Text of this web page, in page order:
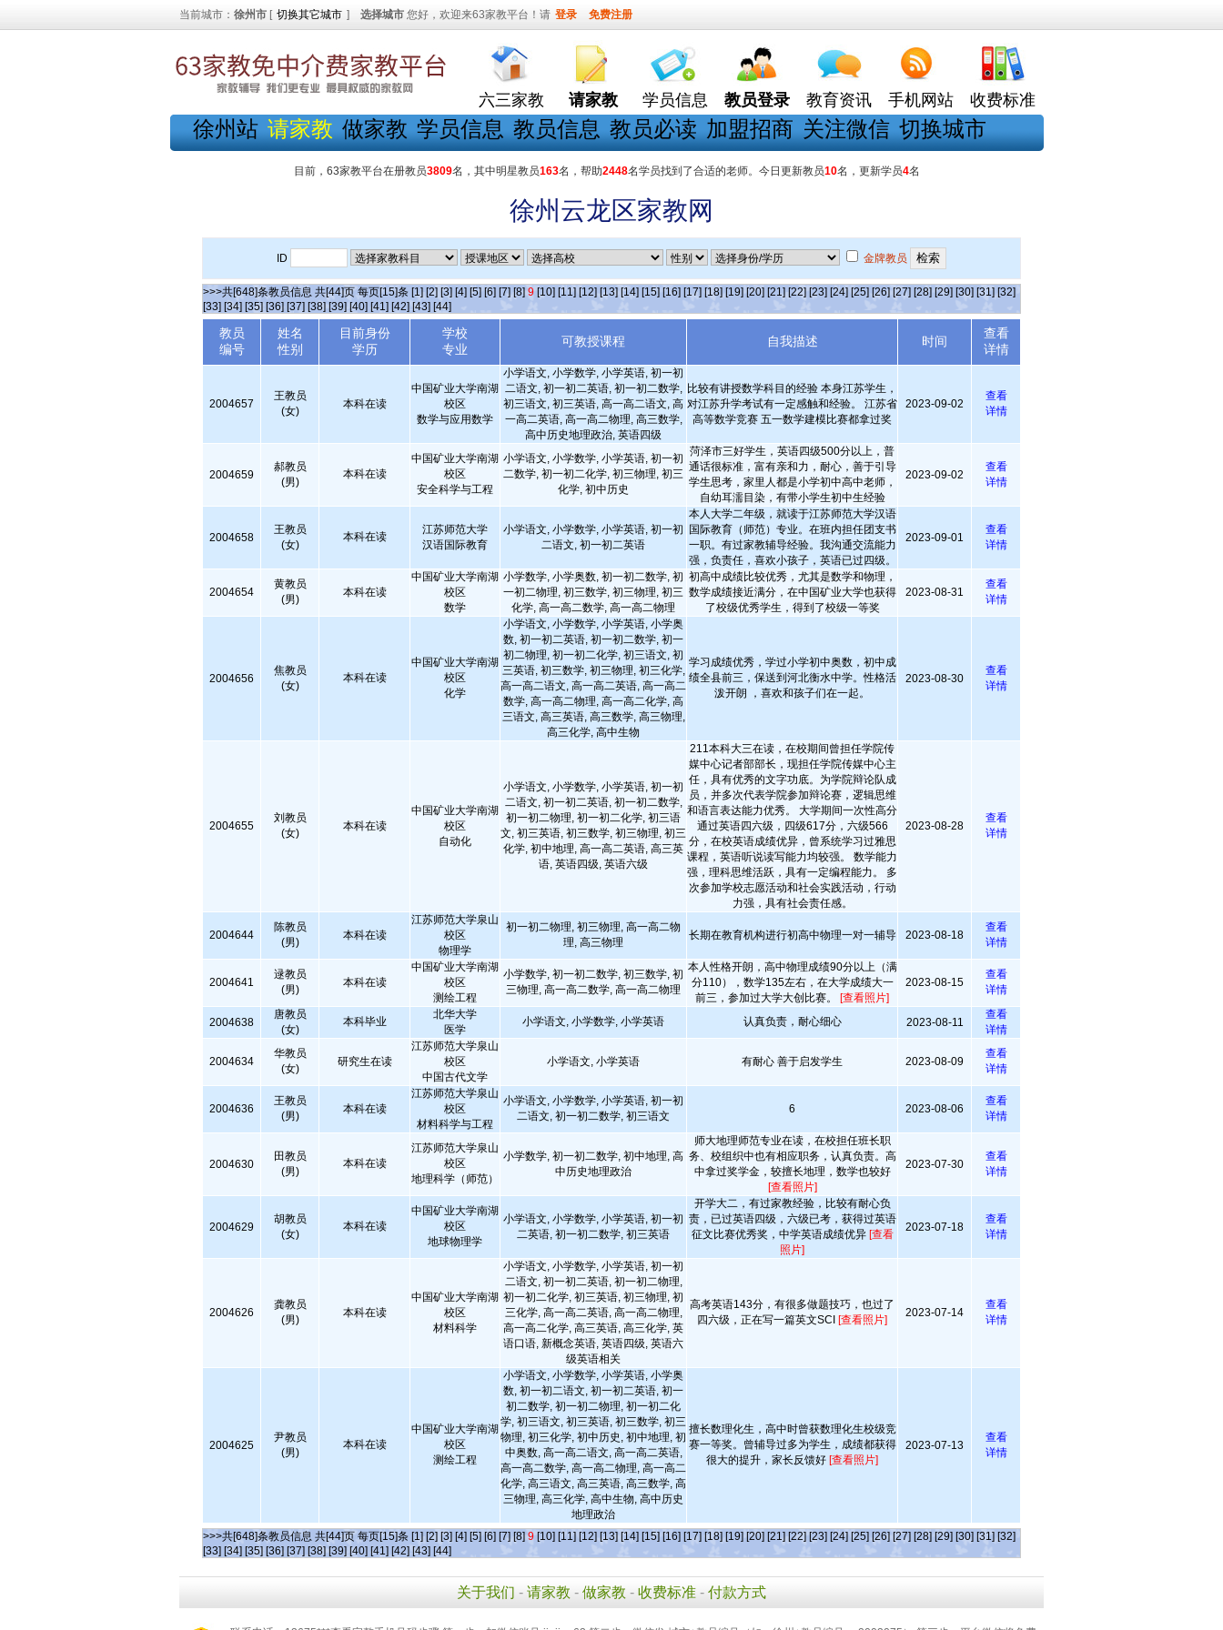
当前城市： 徐州市 [ 切换其它城市 ] 选择城市 您好，欢迎来63家教平台！请 登录 免费注册
六三家教 请家教 学员信息 教员登录 教育资讯 手机网站 收费标准
徐州站 请家教 做家教 学员信息 教员信息 教员必读 加盟招商 关注微信 切换城市
目前，63家教平台在册教员3809名，其中明星教员163名，帮助2448名学员找到了合适的老师。今日更新教员10名，更新学员4名
徐州云龙区家教网
ID 金牌教员
>>>共[648]条教员信息 共[44]页 每页[15]条 [1] [2] [3] [4] [5] [6] [7] [8] 9 [10] [11] [12] [13] [14] [15] [16] [17] [18] [19] [20] [21] [22] [23] [24] [25] [26] [27] [28] [29] [30] [31] [32]
[33] [34] [35] [36] [37] [38] [39] [40] [41] [42] [43] [44]
教员
编号
姓名
性别
目前身份
学历
学校
专业
可教授课程 自我描述 时间
查看
详情
2004657
王教员
(女)
本科在读
中国矿业大学南湖
校区
数学与应用数学
小学语文, 小学数学, 小学英语, 初一初
二语文, 初一初二英语, 初一初二数学,
初三语文, 初三英语, 高一高二语文, 高
一高二英语, 高一高二物理, 高三数学,
高中历史地理政治, 英语四级
比较有讲授数学科目的经验 本身江苏学生，
对江苏升学考试有一定感触和经验。 江苏省
高等数学竞赛 五一数学建模比赛都拿过奖
2023-09-02
查看
详情
2004659
郝教员
(男)
本科在读
中国矿业大学南湖
校区
安全科学与工程
小学语文, 小学数学, 小学英语, 初一初
二数学, 初一初二化学, 初三物理, 初三
化学, 初中历史
菏泽市三好学生，英语四级500分以上，普
通话很标准，富有亲和力，耐心，善于引导
学生思考，家里人都是小学初中高中老师，
自幼耳濡目染，有带小学生初中生经验
2023-09-02
查看
详情
2004658
王教员
(女)
本科在读
江苏师范大学
汉语国际教育
小学语文, 小学数学, 小学英语, 初一初
二语文, 初一初二英语
本人大学二年级，就读于江苏师范大学汉语
国际教育（师范）专业。在班内担任团支书
一职。有过家教辅导经验。我沟通交流能力
强，负责任，喜欢小孩子，英语已过四级。
2023-09-01
查看
详情
2004654
黄教员
(男)
本科在读
中国矿业大学南湖
校区
数学
小学数学, 小学奥数, 初一初二数学, 初
一初二物理, 初三数学, 初三物理, 初三
化学, 高一高二数学, 高一高二物理
初高中成绩比较优秀，尤其是数学和物理，
数学成绩接近满分，在中国矿业大学也获得
了校级优秀学生，得到了校级一等奖
2023-08-31
查看
详情
2004656
焦教员
(女)
本科在读
中国矿业大学南湖
校区
化学
小学语文, 小学数学, 小学英语, 小学奥
数, 初一初二英语, 初一初二数学, 初一
初二物理, 初一初二化学, 初三语文, 初
三英语, 初三数学, 初三物理, 初三化学,
高一高二语文, 高一高二英语, 高一高二
数学, 高一高二物理, 高一高二化学, 高
三语文, 高三英语, 高三数学, 高三物理,
高三化学, 高中生物
学习成绩优秀，学过小学初中奥数，初中成
绩全县前三，保送到河北衡水中学。性格活
泼开朗 ，喜欢和孩子们在一起。
2023-08-30
查看
详情
2004655
刘教员
(女)
本科在读
中国矿业大学南湖
校区
自动化
小学语文, 小学数学, 小学英语, 初一初
二语文, 初一初二英语, 初一初二数学,
初一初二物理, 初一初二化学, 初三语
文, 初三英语, 初三数学, 初三物理, 初三
化学, 初中地理, 高一高二英语, 高三英
语, 英语四级, 英语六级
211本科大三在读，在校期间曾担任学院传
媒中心记者部部长，现担任学院传媒中心主
任，具有优秀的文字功底。为学院辩论队成
员，并多次代表学院参加辩论赛，逻辑思维
和语言表达能力优秀。 大学期间一次性高分
通过英语四六级，四级617分，六级566
分，在校英语成绩优异，曾系统学习过雅思
课程，英语听说读写能力均较强。 数学能力
强，理科思维活跃，具有一定编程能力。 多
次参加学校志愿活动和社会实践活动，行动
力强，具有社会责任感。
2023-08-28
查看
详情
2004644
陈教员
(男)
本科在读
江苏师范大学泉山
校区
物理学
初一初二物理, 初三物理, 高一高二物
理, 高三物理
长期在教育机构进行初高中物理一对一辅导 2023-08-18
查看
详情
2004641
逯教员
(男)
本科在读
中国矿业大学南湖
校区
测绘工程
小学数学, 初一初二数学, 初三数学, 初
三物理, 高一高二数学, 高一高二物理
本人性格开朗，高中物理成绩90分以上（满
分110），数学135左右，在大学成绩大一
前三，参加过大学大创比赛。 [查看照片]
2023-08-15
查看
详情
2004638
唐教员
(女)
本科毕业
北华大学
医学
小学语文, 小学数学, 小学英语 认真负责，耐心细心 2023-08-11
查看
详情
2004634
华教员
(女)
研究生在读
江苏师范大学泉山
校区
中国古代文学
小学语文, 小学英语 有耐心 善于启发学生 2023-08-09
查看
详情
2004636
王教员
(男)
本科在读
江苏师范大学泉山
校区
材料科学与工程
小学语文, 小学数学, 小学英语, 初一初
二语文, 初一初二数学, 初三语文
6 2023-08-06
查看
详情
2004630
田教员
(男)
本科在读
江苏师范大学泉山
校区
地理科学（师范）
小学数学, 初一初二数学, 初中地理, 高
中历史地理政治
师大地理师范专业在读，在校担任班长职
务、校组织中也有相应职务，认真负责。高
中拿过奖学金，较擅长地理，数学也较好
[查看照片]
2023-07-30
查看
详情
2004629
胡教员
(女)
本科在读
中国矿业大学南湖
校区
地球物理学
小学语文, 小学数学, 小学英语, 初一初
二英语, 初一初二数学, 初三英语
开学大二，有过家教经验，比较有耐心负
责，已过英语四级，六级已考，获得过英语
征文比赛优秀奖，中学英语成绩优异 [查看
照片]
2023-07-18
查看
详情
2004626
龚教员
(男)
本科在读
中国矿业大学南湖
校区
材料科学
小学语文, 小学数学, 小学英语, 初一初
二语文, 初一初二英语, 初一初二物理,
初一初二化学, 初三英语, 初三物理, 初
三化学, 高一高二英语, 高一高二物理,
高一高二化学, 高三英语, 高三化学, 英
语口语, 新概念英语, 英语四级, 英语六
级英语相关
高考英语143分，有很多做题技巧，也过了
四六级，正在写一篇英文SCI [查看照片]
2023-07-14
查看
详情
2004625
尹教员
(男)
本科在读
中国矿业大学南湖
校区
测绘工程
小学语文, 小学数学, 小学英语, 小学奥
数, 初一初二语文, 初一初二英语, 初一
初二数学, 初一初二物理, 初一初二化
学, 初三语文, 初三英语, 初三数学, 初三
物理, 初三化学, 初中历史, 初中地理, 初
中奥数, 高一高二语文, 高一高二英语,
高一高二数学, 高一高二物理, 高一高二
化学, 高三语文, 高三英语, 高三数学, 高
三物理, 高三化学, 高中生物, 高中历史
地理政治
擅长数理化生，高中时曾获数理化生校级竞
赛一等奖。曾辅导过多为学生，成绩都获得
很大的提升，家长反馈好 [查看照片]
2023-07-13
查看
详情
>>>共[648]条教员信息 共[44]页 每页[15]条 [1] [2] [3] [4] [5] [6] [7] [8] 9 [10] [11] [12] [13] [14] [15] [16] [17] [18] [19] [20] [21] [22] [23] [24] [25] [26] [27] [28] [29] [30] [31] [32]
[33] [34] [35] [36] [37] [38] [39] [40] [41] [42] [43] [44]
关于我们 - 请家教 - 做家教 - 收费标准 - 付款方式